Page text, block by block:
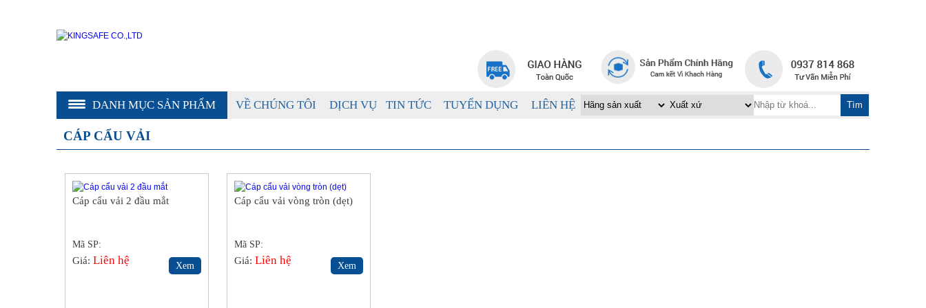
DANH MỤC SẢN PHẨM VỀ CHÚNG TÔI DỊCH VỤ TIN TỨC TUYỂN DỤNG LIÊN HỆ Tìm
CÁP CẨU VẢI
Cáp cẩu vải 2 đầu mắt
Mã SP:
Giá: Liên hệ Xem
Cáp cẩu vải vòng tròn (dẹt)
Mã SP:
Giá:Liên hệ Xem